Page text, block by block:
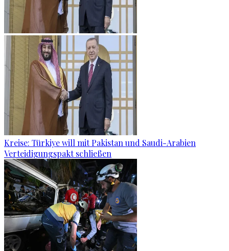
Kreise: Türkiye will mit Pakistan und Saudi-Arabien
Verteidigungspakt schließen